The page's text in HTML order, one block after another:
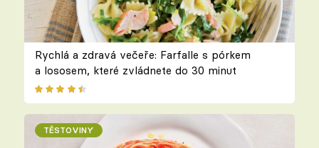
Rychlá a zdravá večeře: Farfalle s pórkem
a lososem, které zvládnete do 30 minut
TĚSTOVINY